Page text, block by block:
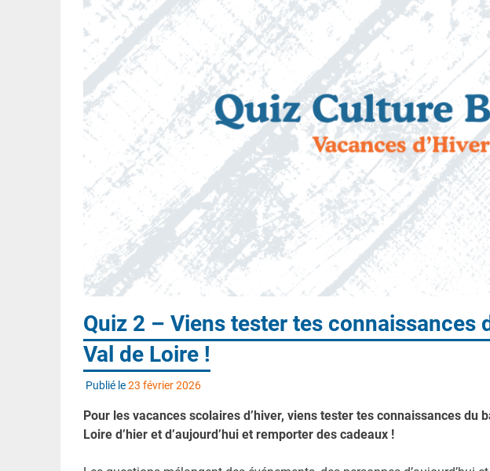
Quiz 2 – Viens tester tes connaissances
Val de Loire !
Publié le23 février 2026
Pour les vacances scolaires d’hiver, viens tester tes connaissances du
Loire d’hier et d’aujourd’hui et remporter des cadeaux !